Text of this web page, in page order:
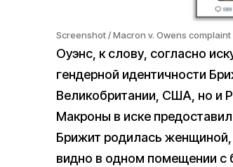
Screenshot / Macron v. Owens complaint
Оуэнс, к слову, согласно
гендерной идентичности
Великобритании, США, но и
Макроны в иске
Брижит родилась женщиной,
видно в одном помещении